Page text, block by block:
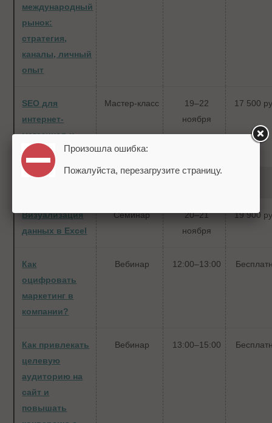
международный
рынок:
стратегия,
каналы, личный
опыт
SEO для
интернет-
магазинов и
сайтов услуг
Мастер-класс
19–22
ноября
17 500
Визуализация
данных в Excel
Семинар
20–21
ноября
19 900
Как
оцифровать
маркетинг в
компании?
Вебинар 12:00–13:00
Как привлекать
целевую
аудиторию на
сайт и
повышать
Вебинар 13:00–15:00
Произошла ошибка:
Пожалуйста, перезагрузите страницу.